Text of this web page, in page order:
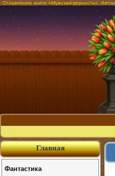
Оглавление книги «Мужская верность».
Главная
Фантастика